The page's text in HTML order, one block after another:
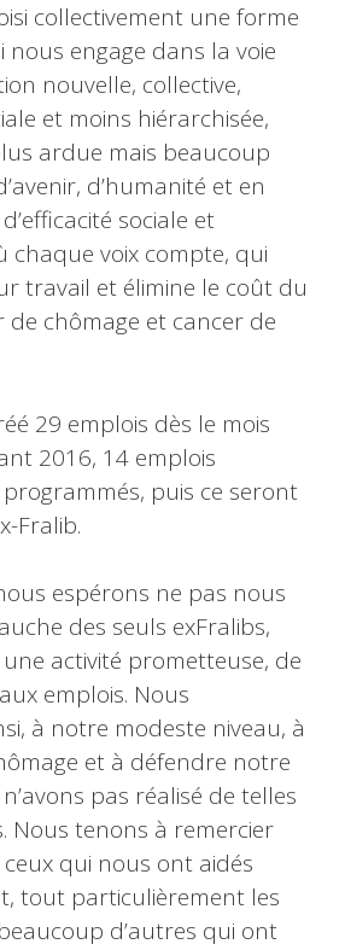
collectivement une forme
nous engage dans la voie
nouvelle, collective,
et moins hiérarchisée,
ardue mais beaucoup
d’humanité et en
sociale et
chaque voix compte, qui
travail et élimine le coût du
chômage et cancer de
29 emplois dès le mois
2016, 14 emplois
puis ce seront
Fralib.
espérons ne pas nous
des seuls exFralibs,
une activité prometteuse, de
emplois. Nous
à notre modeste niveau, à
et à défendre notre
pas réalisé de telles
Nous tenons à remercier
qui nous ont aidés
tout particulièrement les
d’autres qui ont